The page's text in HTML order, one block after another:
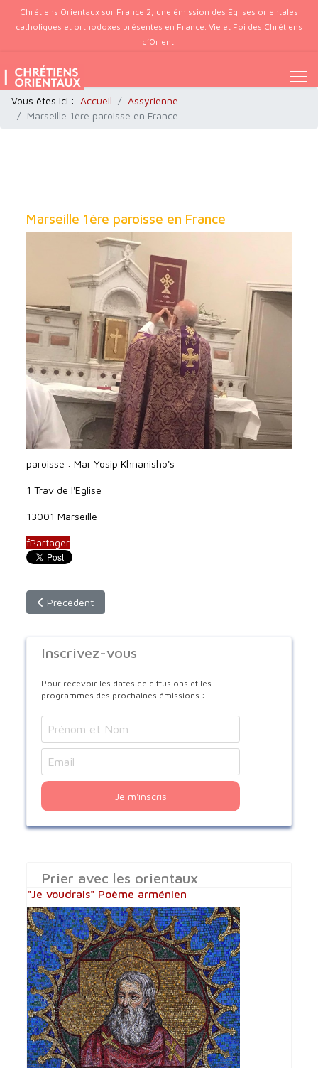
Chrétiens Orientaux sur France 2, une émission des Églises orientales
catholiques et orthodoxes présentes en France. Vie et Foi des Chrétiens
d’Orient.
Vous êtes ici : Accueil
Assyrienne
Marseille 1ère paroisse en France
Marseille 1ère paroisse en France
paroisse : Mar Yosip Khnanisho's
1 Trav de l'Eglise
13001 Marseille
fPartager
Article précédent : rencontre pape Léon et Mar Awa III,
Précédent
Inscrivez-vous
Pour recevoir les dates de diffusions et les
programmes des prochaines émissions :
Je m'inscris
Prier avec les orientaux
"Je voudrais" Poème arménien